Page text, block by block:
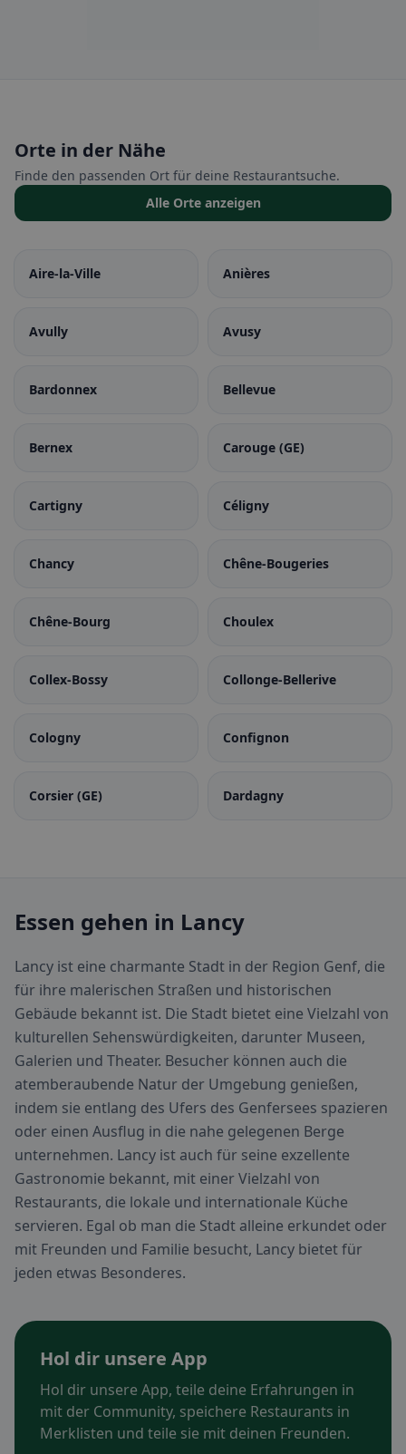
Orte in der Nähe
Finde den passenden Ort für deine Restaurantsuche.
Alle Orte anzeigen
Aire-la-Ville Anières
Avully Avusy
Bardonnex Bellevue
Bernex Carouge (GE)
Cartigny Céligny
Chancy Chêne-Bougeries
Chêne-Bourg Choulex
Collex-Bossy Collonge-Bellerive
Cologny Confignon
Corsier (GE) Dardagny
Essen gehen in Lancy
Lancy ist eine charmante Stadt in der Region Genf, die
für ihre malerischen Straßen und historischen
Gebäude bekannt ist. Die Stadt bietet eine Vielzahl von
kulturellen Sehenswürdigkeiten, darunter Museen,
Galerien und Theater. Besucher können auch die
atemberaubende Natur der Umgebung genießen,
indem sie entlang des Ufers des Genfersees spazieren
oder einen Ausflug in die nahe gelegenen Berge
unternehmen. Lancy ist auch für seine exzellente
Gastronomie bekannt, mit einer Vielzahl von
Restaurants, die lokale und internationale Küche
servieren. Egal ob man die Stadt alleine erkundet oder
mit Freunden und Familie besucht, Lancy bietet für
jeden etwas Besonderes.
Hol dir unsere App
Hol dir unsere App, teile deine Erfahrungen in
mit der Community, speichere Restaurants in
Merklisten und teile sie mit deinen Freunden.